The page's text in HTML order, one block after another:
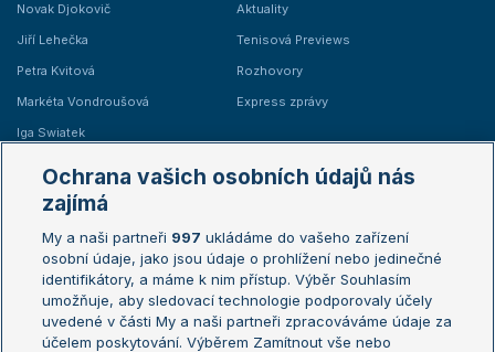
Novak Djokovič
Jiří Lehečka
Petra Kvitová
Markéta Vondroušová
Iga Swiatek
Aktuality
Tenisová Previews
Rozhovory
Express zprávy
Žebříčky
Žebříček ATP (muži)
Žebříček WTA (ženy)
Sázkařský žebříček
Australian Open
French Open
Wimbledon
US Open
Ochrana vašich osobních údajů nás
zajímá
My a naši partneři 997 ukládáme do vašeho zařízení
osobní údaje, jako jsou údaje o prohlížení nebo jedinečné
identifikátory, a máme k nim přístup. Výběr Souhlasím
umožňuje, aby sledovací technologie podporovaly účely
uvedené v části My a naši partneři zpracováváme údaje za
účelem poskytování. Výběrem Zamítnout vše nebo